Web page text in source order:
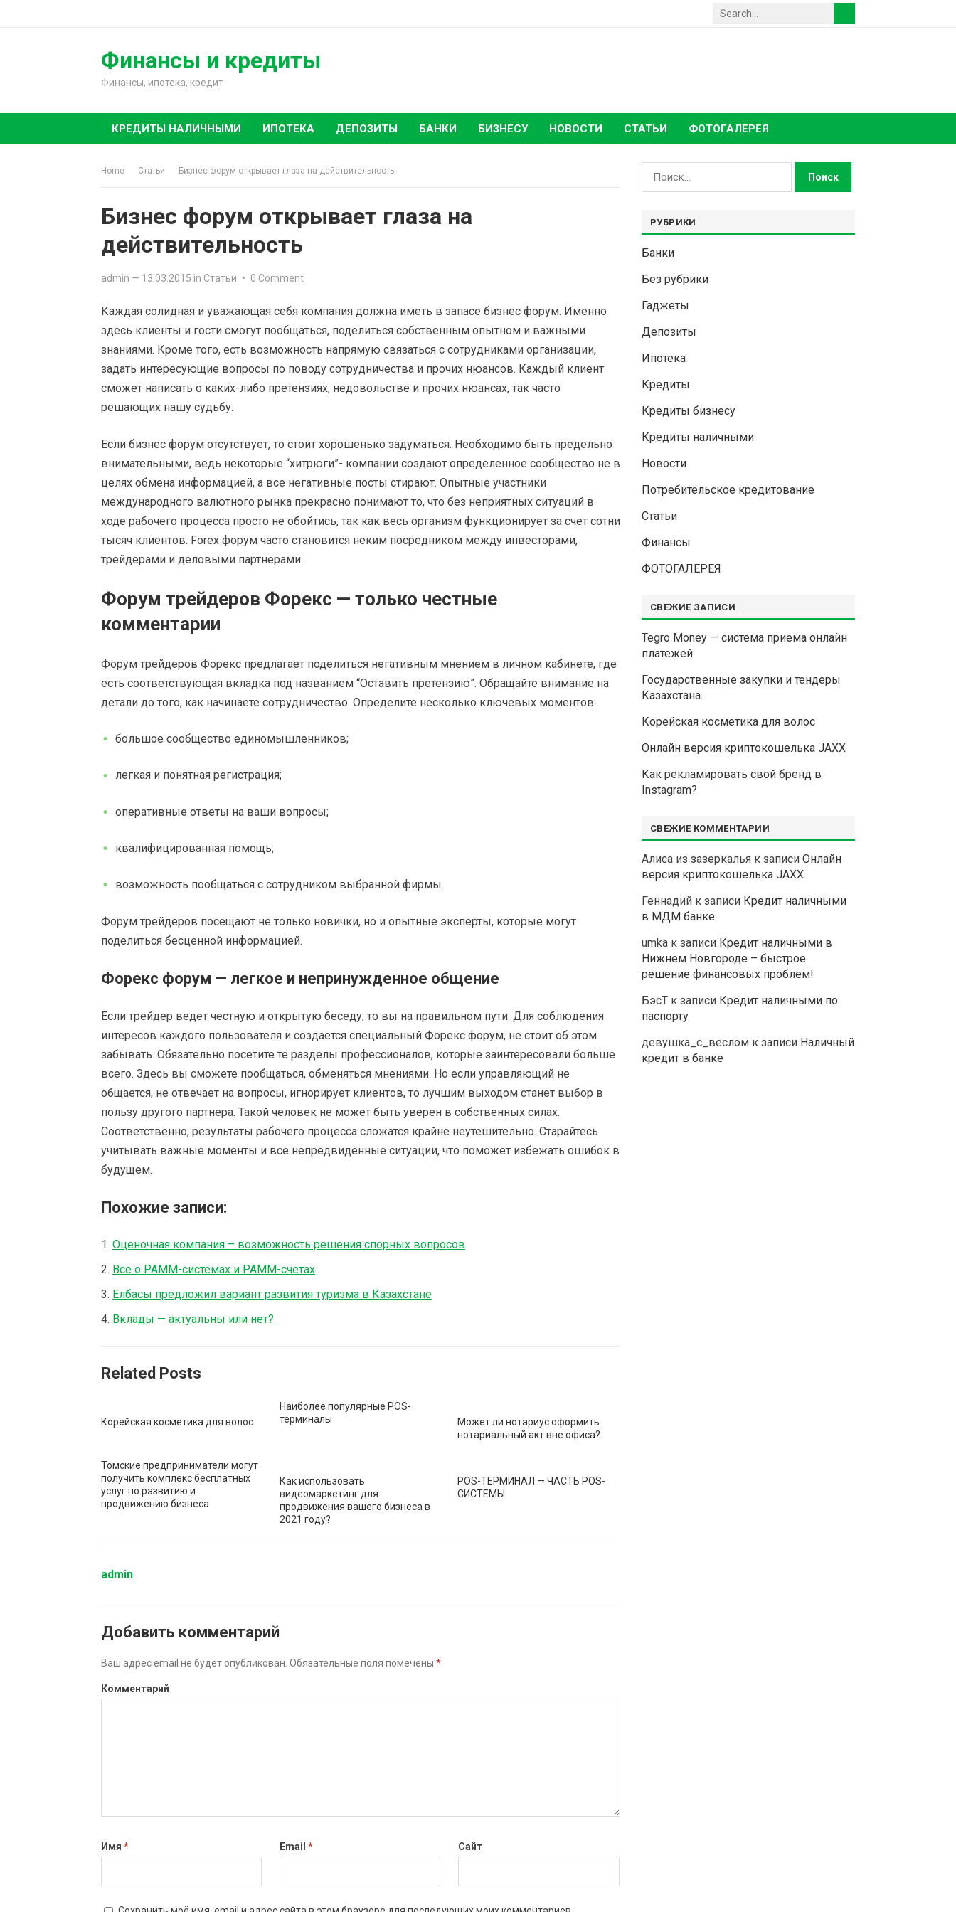
Финансы и кредиты
Финансы, ипотека, кредит
КРЕДИТЫ НАЛИЧНЫМИ ИПОТЕКА ДЕПОЗИТЫ БАНКИ БИЗНЕСУ НОВОСТИ СТАТЬИ ФОТОГАЛЕРЕЯ
Home Статьи Бизнес форум открывает глаза на действительность
Бизнес форум открывает глаза на
действительность
admin — 13.03.2015 in Статьи • 0 Comment
Каждая солидная и уважающая себя компания должна иметь в запасе бизнес форум. Именно
здесь клиенты и гости смогут пообщаться, поделиться собственным опытном и важными
знаниями. Кроме того, есть возможность напрямую связаться с сотрудниками организации,
задать интересующие вопросы по поводу сотрудничества и прочих нюансов. Каждый клиент
сможет написать о каких-либо претензиях, недовольстве и прочих нюансах, так часто
решающих нашу судьбу.
Если бизнес форум отсутствует, то стоит хорошенько задуматься. Необходимо быть предельно
внимательными, ведь некоторые “хитрюги”- компании создают определенное сообщество не в
целях обмена информацией, а все негативные посты стирают. Опытные участники
международного валютного рынка прекрасно понимают то, что без неприятных ситуаций в
ходе рабочего процесса просто не обойтись, так как весь организм функционирует за счет сотни
тысяч клиентов. Forex форум часто становится неким посредником между инвесторами,
трейдерами и деловыми партнерами.
Форум трейдеров Форекс — только честные
комментарии
Форум трейдеров Форекс предлагает поделиться негативным мнением в личном кабинете, где
есть соответствующая вкладка под названием “Оставить претензию”. Обращайте внимание на
детали до того, как начинаете сотрудничество. Определите несколько ключевых моментов:
большое сообщество единомышленников;
легкая и понятная регистрация;
оперативные ответы на ваши вопросы;
квалифицированная помощь;
возможность пообщаться с сотрудником выбранной фирмы.
Форум трейдеров посещают не только новички, но и опытные эксперты, которые могут
поделиться бесценной информацией.
Форекс форум — легкое и непринужденное общение
Если трейдер ведет честную и открытую беседу, то вы на правильном пути. Для соблюдения
интересов каждого пользователя и создается специальный Форекс форум, не стоит об этом
забывать. Обязательно посетите те разделы профессионалов, которые заинтересовали больше
всего. Здесь вы сможете пообщаться, обменяться мнениями. Но если управляющий не
общается, не отвечает на вопросы, игнорирует клиентов, то лучшим выходом станет выбор в
пользу другого партнера. Такой человек не может быть уверен в собственных силах.
Соответственно, результаты рабочего процесса сложатся крайне неутешительно. Старайтесь
учитывать важные моменты и все непредвиденные ситуации, что поможет избежать ошибок в
будущем.
Похожие записи:
Оценочная компания – возможность решения спорных вопросов
Все о PAMM-системах и PAMM-счетах
Елбасы предложил вариант развития туризма в Казахстане
Вклады — актуальны или нет?
Related Posts
Корейская косметика для волос
Наиболее популярные POS-
терминалы
Может ли нотариус оформить
нотариальный акт вне офиса?
Томские предприниматели могут
получить комплекс бесплатных
услуг по развитию и
продвижению бизнеса
Как использовать
видеомаркетинг для
продвижения вашего бизнеса в
2021 году?
POS-ТЕРМИНАЛ — ЧАСТЬ POS-
СИСТЕМЫ
admin
Добавить комментарий
Ваш адрес email не будет опубликован. Обязательные поля помечены *
Комментарий
Имя * Email * Сайт
Найти:
РУБРИКИ
Банки
Без рубрики
Гаджеты
Депозиты
Ипотека
Кредиты
Кредиты бизнесу
Кредиты наличными
Новости
Потребительское кредитование
Статьи
Финансы
ФОТОГАЛЕРЕЯ
СВЕЖИЕ ЗАПИСИ
Tegro Money — система приема онлайн
платежей
Государственные закупки и тендеры
Казахстана.
Корейская косметика для волос
Онлайн версия криптокошелька JAXX
Как рекламировать свой бренд в
Instagram?
СВЕЖИЕ КОММЕНТАРИИ
Алиса из зазеркалья к записи Онлайн
версия криптокошелька JAXX
Геннадий к записи Кредит наличными
в МДМ банке
umka к записи Кредит наличными в
Нижнем Новгороде – быстрое
решение финансовых проблем!
БэсТ к записи Кредит наличными по
паспорту
девушка_с_веслом к записи Наличный
кредит в банке